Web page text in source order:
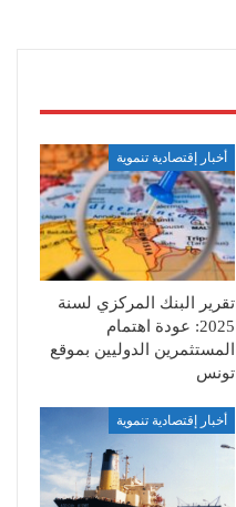
أخبار إقتصادية تنموية
تقرير البنك المركزي لسنة
2025: عودة اهتمام
المستثمرين الدوليين بموقع
تونس
أخبار إقتصادية تنموية